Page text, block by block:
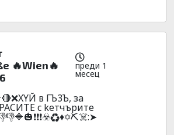
🔥Wien🔥
преди 1
месец
в ГЪ3Ъ, зa
c keтчъpите